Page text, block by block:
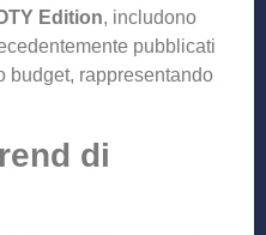
Edition, includono
pubblicati
budget, rappresentando
di